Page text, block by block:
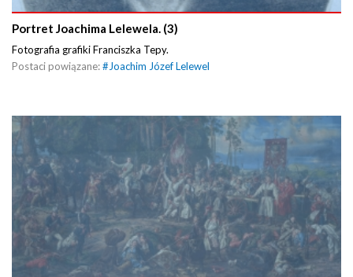
Portret Joachima Lelewela. (3)
Fotografia grafiki Franciszka Tepy.
Postaci powiązane:# Joachim Józef Lelewel